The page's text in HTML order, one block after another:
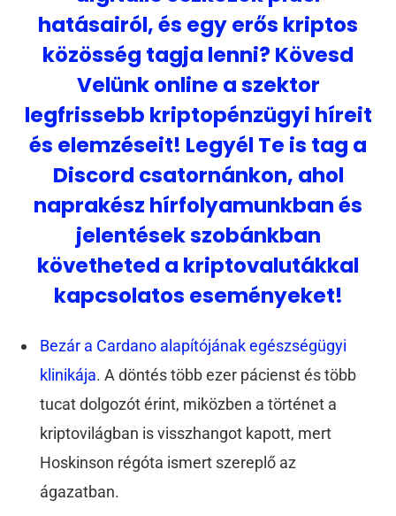
hatásairól, és egy erős kriptos
közösség tagja lenni? Kövesd
Velünk online a szektor
legfrissebb kriptopénzügyi híreit
és elemzéseit! Legyél Te is tag a
Discord csatornánkon, ahol
naprakész hírfolyamunkban és
jelentések szobánkban
követheted a kriptovalutákkal
kapcsolatos eseményeket!
Bezár a Cardano alapítójának egészségügyi
klinikája. A döntés több ezer pácienst és több
tucat dolgozót érint, miközben a történet a
kriptovilágban is visszhangot kapott, mert
Hoskinson régóta ismert szereplő az
ágazatban.